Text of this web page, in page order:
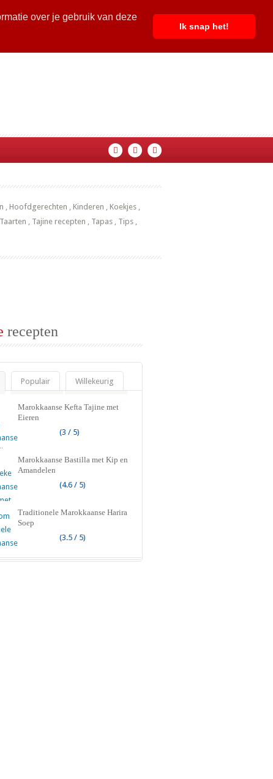
over je gebruik van deze
Ik snap het!
, Hoofdgerechten , Kinderen , Koekjes ,
Taarten , Tajine recepten , Tapas , Tips ,
recepten
Populair Willekeurig
Marokkaanse Kefta Tajine met
Eieren
(3 / 5)
Marokkaanse Bastilla met Kip en
Amandelen
(4.6 / 5)
Traditionele Marokkaanse Harira
Soep
(3.5 / 5)